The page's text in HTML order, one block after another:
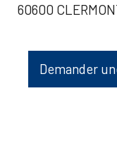
60600
Demander